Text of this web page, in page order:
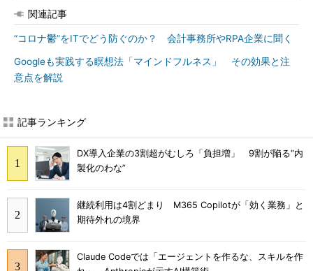
関連記事
“コロナ鬱”をITでどう防ぐのか？ 会計事務所やRPA企業に聞く
Googleも実践する瞑想法「マインドフルネス」 その効果と注
意点を解説
記事ランキング
DX導入企業の3割超がむしろ「負担増」 9割が陥る“内
製化のわな”
継続利用は4割どまり M365 Copilotが「効く業務」と
期待外れの境界
Claude Codeでは「エージェントを作るな、スキルを作